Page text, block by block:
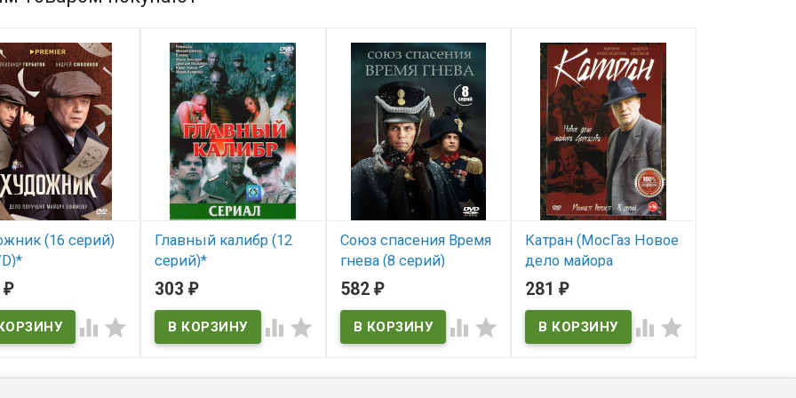
(16 серий)
₽
 
Главный калибр (12
серий)*
В наличии
303₽
 
Союз спасения Время
гнева (8 серий)
(2DVD)*
В наличии
582 ₽
 
Катран (МосГаз Новое
дело майора
Черкасова) (8 серий)*
В наличии
281₽
 